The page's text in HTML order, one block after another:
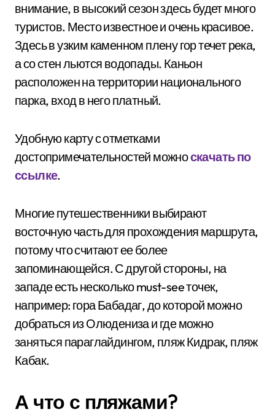
внимание, в высокий сезон здесь будет много
туристов. Место известное и очень красивое.
Здесь в узким каменном плену гор течет река,
а со стен льются водопады. Каньон
расположен на территории национального
парка, вход в него платный.
Удобную карту с отметками
достопримечательностей можноскачать по
ссылке.
Многие путешественники выбирают
восточную часть для прохождения маршрута,
потому что считают ее более
запоминающейся. С другой стороны, на
западе есть несколько must-see точек,
например: гора Бабадаг, до которой можно
добраться из Олюдениза и где можно
заняться параглайдингом, пляж Кидрак, пляж
Кабак.
А что с пляжами?